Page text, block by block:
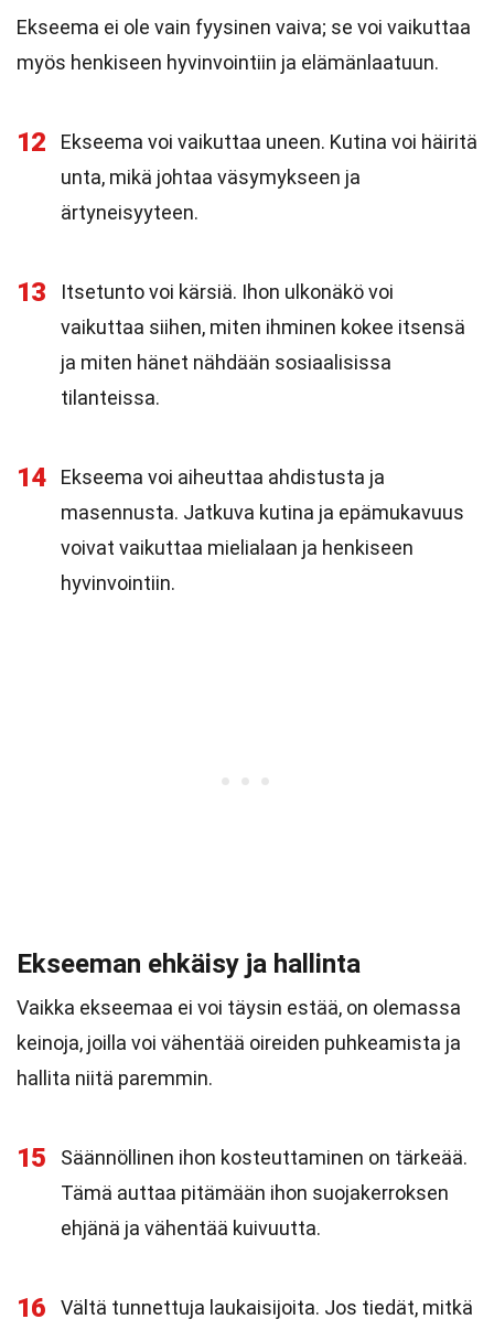
Ekseema ei ole vain fyysinen vaiva; se voi vaikuttaa
myös henkiseen hyvinvointiin ja elämänlaatuun.
12
Ekseema voi vaikuttaa uneen. Kutina voi häiritä
unta, mikä johtaa väsymykseen ja
ärtyneisyyteen.
13
Itsetunto voi kärsiä. Ihon ulkonäkö voi
vaikuttaa siihen, miten ihminen kokee itsensä
ja miten hänet nähdään sosiaalisissa
tilanteissa.
14
Ekseema voi aiheuttaa ahdistusta ja
masennusta. Jatkuva kutina ja epämukavuus
voivat vaikuttaa mielialaan ja henkiseen
hyvinvointiin.
Ekseeman ehkäisy ja hallinta
Vaikka ekseemaa ei voi täysin estää, on olemassa
keinoja, joilla voi vähentää oireiden puhkeamista ja
hallita niitä paremmin.
15
Säännöllinen ihon kosteuttaminen on tärkeää.
Tämä auttaa pitämään ihon suojakerroksen
ehjänä ja vähentää kuivuutta.
16
Vältä tunnettuja laukaisijoita. Jos tiedät, mitkä